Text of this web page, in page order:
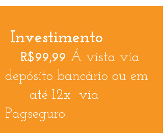
Investimento
R$99,99 Á vista via
depósito bancário ou em
até 12x via
Pagseguro